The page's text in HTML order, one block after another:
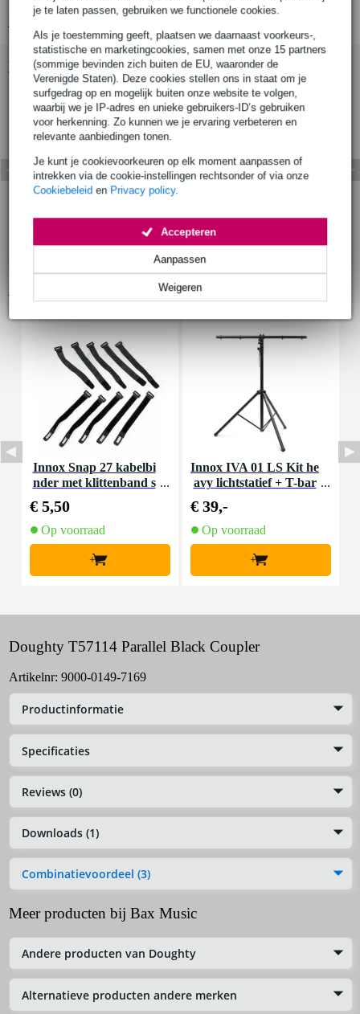
je te laten passen, gebruiken we functionele cookies.
Als je toestemming geeft, plaatsen we daarnaast voorkeurs-,
statistische en marketingcookies, samen met onze 15 partners
(sommige bevinden zich buiten de EU, waaronder de
Verenigde Staten). Deze cookies stellen ons in staat om je
surfgedrag op en mogelijk buiten onze website te volgen,
waarbij we je IP-adres en unieke gebruikers-ID’s gebruiken
voor herkenning. Zo kunnen we je ervaring verbeteren en
relevante aanbiedingen tonen.
Je kunt je cookievoorkeuren op elk moment aanpassen of
intrekken via de cookie-instellingen rechtsonder of via onze
Cookiebeleid en Privacy policy.
Weigeren
Aanpassen
Accepteren
Bekijk alle productspecificaties
Bekijk ook eens (1)
Innox Snap 27 kabelbi
nder met klittenband s
€ 5,50
Op voorraad
+
Innox IVA 01 LS Kit he
avy lichtstatief + T-bar
€ 39,-
Op voorraad
+
Doughty T57114 Parallel Black Coupler
Artikelnr: 9000-0149-7169
Productinformatie
Specificaties
Reviews (0)
Downloads (1)
Combinatievoordeel (3)
Meer producten bij Bax Music
Andere producten van Doughty
Alternatieve producten andere merken